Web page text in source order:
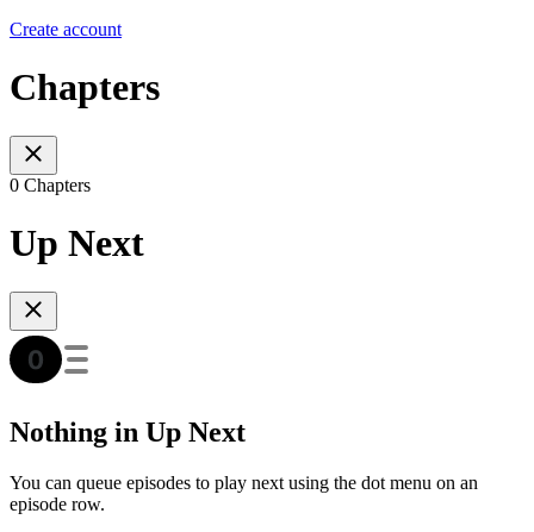
Create account
Chapters
0 Chapters
Up Next
Nothing in Up Next
You can queue episodes to play next using the dot menu on an
episode row.